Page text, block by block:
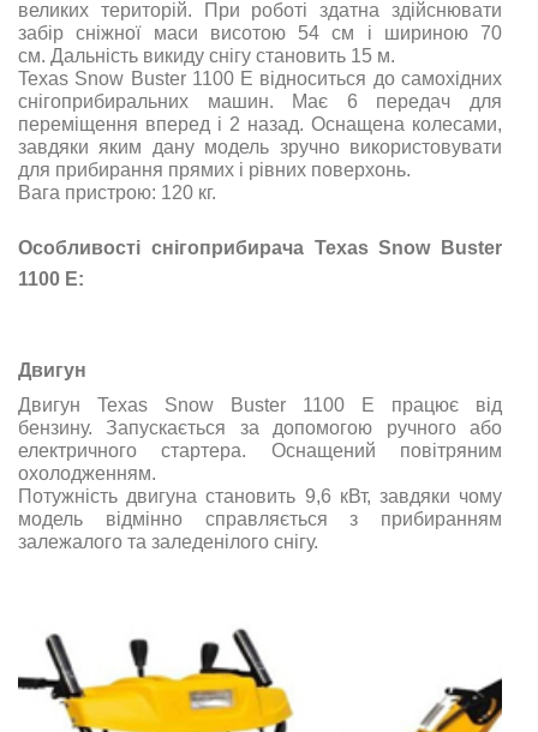
великих територій. При роботі здатна здійснювати
забір сніжної маси висотою 54 см і шириною 70
см. Дальність викиду снігу становить 15 м.
Texas Snow Buster 1100 E відноситься до самохідних
снігоприбиральних машин. Має 6 передач для
переміщення вперед і 2 назад. Оснащена колесами,
завдяки яким дану модель зручно використовувати
для прибирання прямих і рівних поверхонь.
Вага пристрою: 120 кг.
Особливості снігоприбирача Texas Snow Buster
1100 E:
Двигун
Двигун Texas Snow Buster 1100 E працює від
бензину. Запускається за допомогою ручного або
електричного стартера. Оснащений повітряним
охолодженням.
Потужність двигуна становить 9,6 кВт, завдяки чому
модель відмінно справляється з прибиранням
залежалого та заледенілого снігу.